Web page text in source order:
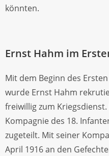
könnten.
Ernst Hahm im
Mit dem Beginn des
wurde Ernst Hahm
freiwillig zum
Kompagnie des 18.
zugeteilt. Mit seiner
April 1916 an den